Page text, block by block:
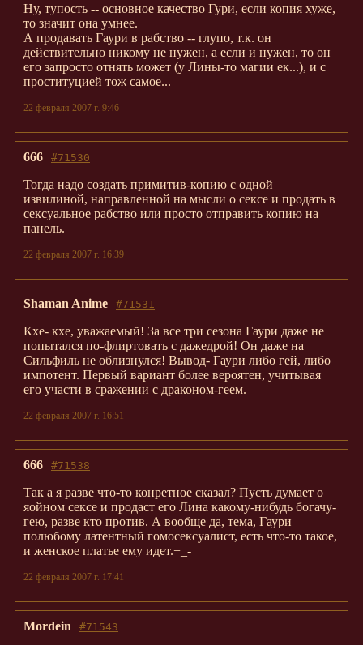
Ну, тупость -- основное качество Гури, если копия хуже,
то значит она умнее.
А продавать Гаури в рабство -- глупо, т.к. он
действительно никому не нужен, а если и нужен, то он
его запросто отнять может (у Лины-то магии ек...), и с
проституцией тож самое...
22 февраля 2007 г. 9:46
#71530
666
Тогда надо создать примитив-копию с одной
извилиной, направленной на мысли о сексе и продать в
сексуальное рабство или просто отправить копию на
панель.
22 февраля 2007 г. 16:39
#71531
Shaman Anime
Кхе- кхе, уважаемый! За все три сезона Гаури даже не
попытался по-флиртовать с дажедрой! Он даже на
Сильфиль не облизнулся! Вывод- Гаури либо гей, либо
импотент. Первый вариант более вероятен, учитывая
его участи в сражении с драконом-геем.
22 февраля 2007 г. 16:51
#71538
666
Так а я разве что-то конретное сказал? Пусть думает о
яойном сексе и продаст его Лина какому-нибудь богачу-
гею, разве кто против. А вообще да, тема, Гаури
полюбому латентный гомосексуалист, есть что-то такое,
и женское платье ему идет.+_-
22 февраля 2007 г. 17:41
#71543
Mordein